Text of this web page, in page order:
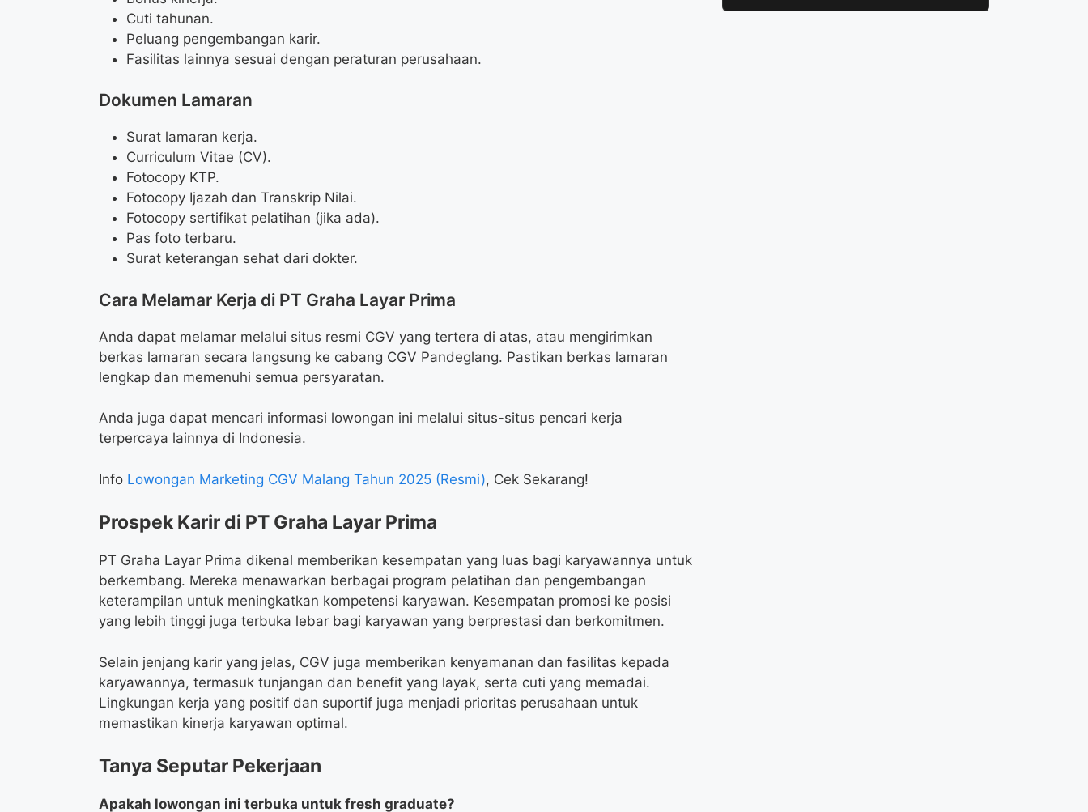
Cuti tahunan.
Peluang pengembangan karir.
Fasilitas lainnya sesuai dengan peraturan perusahaan.
Dokumen Lamaran
Surat lamaran kerja.
Curriculum Vitae (CV).
Fotocopy KTP.
Fotocopy Ijazah dan Transkrip Nilai.
Fotocopy sertifikat pelatihan (jika ada).
Pas foto terbaru.
Surat keterangan sehat dari dokter.
Cara Melamar Kerja di PT Graha Layar Prima
Anda dapat melamar melalui situs resmi CGV yang tertera di atas, atau mengirimkan
berkas lamaran secara langsung ke cabang CGV Pandeglang. Pastikan berkas lamaran
lengkap dan memenuhi semua persyaratan.
Anda juga dapat mencari informasi lowongan ini melalui situs-situs pencari kerja
terpercaya lainnya di Indonesia.
Info Lowongan Marketing CGV Malang Tahun 2025 (Resmi), Cek Sekarang!
Prospek Karir di PT Graha Layar Prima
PT Graha Layar Prima dikenal memberikan kesempatan yang luas bagi karyawannya untuk
berkembang. Mereka menawarkan berbagai program pelatihan dan pengembangan
keterampilan untuk meningkatkan kompetensi karyawan. Kesempatan promosi ke posisi
yang lebih tinggi juga terbuka lebar bagi karyawan yang berprestasi dan berkomitmen.
Selain jenjang karir yang jelas, CGV juga memberikan kenyamanan dan fasilitas kepada
karyawannya, termasuk tunjangan dan benefit yang layak, serta cuti yang memadai.
Lingkungan kerja yang positif dan suportif juga menjadi prioritas perusahaan untuk
memastikan kinerja karyawan optimal.
Tanya Seputar Pekerjaan
Apakah lowongan ini terbuka untuk fresh graduate?